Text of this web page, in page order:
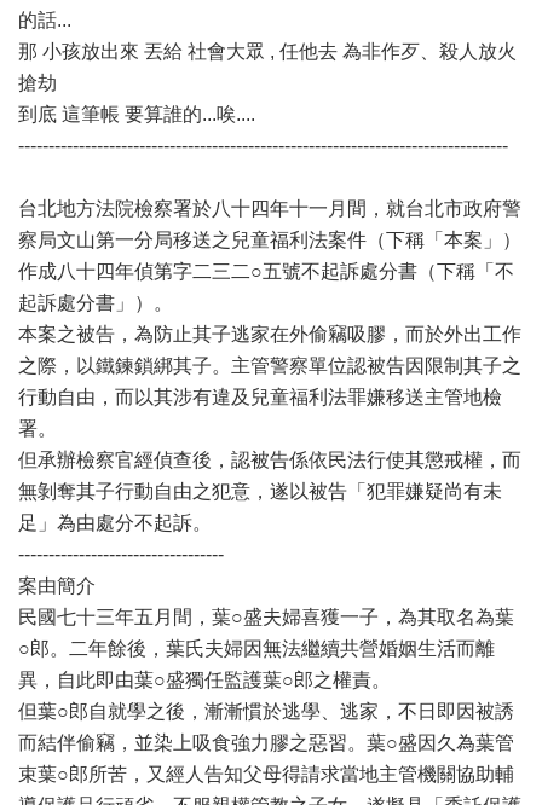
的話...
那 小孩放出來 丟給 社會大眾 , 任他去 為非作歹、殺人放火
搶劫
到底 這筆帳 要算誰的...唉....
---------------------------------------------------------------------------------
台北地方法院檢察署於八十四年十一月間，就台北市政府警
察局文山第一分局移送之兒童福利法案件（下稱「本案」）
作成八十四年偵第字二三二○五號不起訴處分書（下稱「不
起訴處分書」）。
本案之被告，為防止其子逃家在外偷竊吸膠，而於外出工作
之際，以鐵鍊鎖綁其子。主管警察單位認被告因限制其子之
行動自由，而以其涉有違及兒童福利法罪嫌移送主管地檢
署。
但承辦檢察官經偵查後，認被告係依民法行使其懲戒權，而
無剝奪其子行動自由之犯意，遂以被告「犯罪嫌疑尚有未
足」為由處分不起訴。
----------------------------------
案由簡介
民國七十三年五月間，葉○盛夫婦喜獲一子，為其取名為葉
○郎。二年餘後，葉氏夫婦因無法繼續共營婚姻生活而離
異，自此即由葉○盛獨任監護葉○郎之權責。
但葉○郎自就學之後，漸漸慣於逃學、逃家，不日即因被誘
而結伴偷竊，並染上吸食強力膠之惡習。葉○盛因久為葉管
束葉○郎所苦，又經人告知父母得請求當地主管機關協助輔